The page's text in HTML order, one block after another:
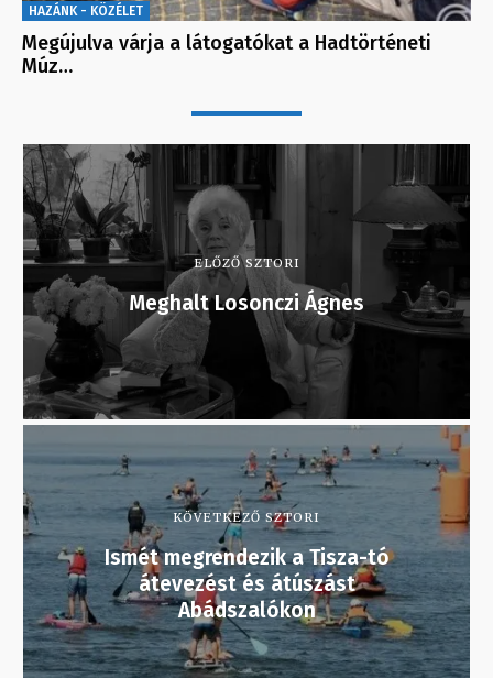
HAZÁNK - KÖZÉLET
Megújulva várja a látogatókat a Hadtörténeti
Múz…
ELŐZŐ SZTORI
Meghalt Losonczi Ágnes
KÖVETKEZŐ SZTORI
Ismét megrendezik a Tisza-tó
átevezést és átúszást
Abádszalókon